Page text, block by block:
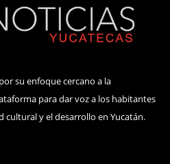
su enfoque cercano a la
para dar voz a los habitantes
cultural y el desarrollo en Yucatán.